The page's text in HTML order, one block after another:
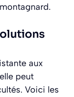
aux
peut
Voici les